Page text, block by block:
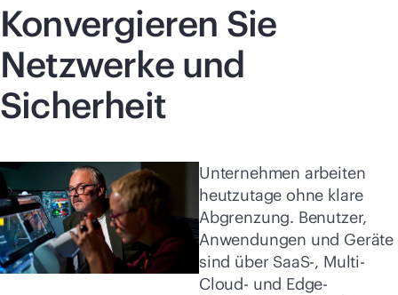
Konvergieren Sie
Netzwerke und
Sicherheit
Unternehmen arbeiten
heutzutage ohne klare
Abgrenzung. Benutzer,
Anwendungen und Geräte
sind über SaaS-, Multi-
Cloud- und Edge-